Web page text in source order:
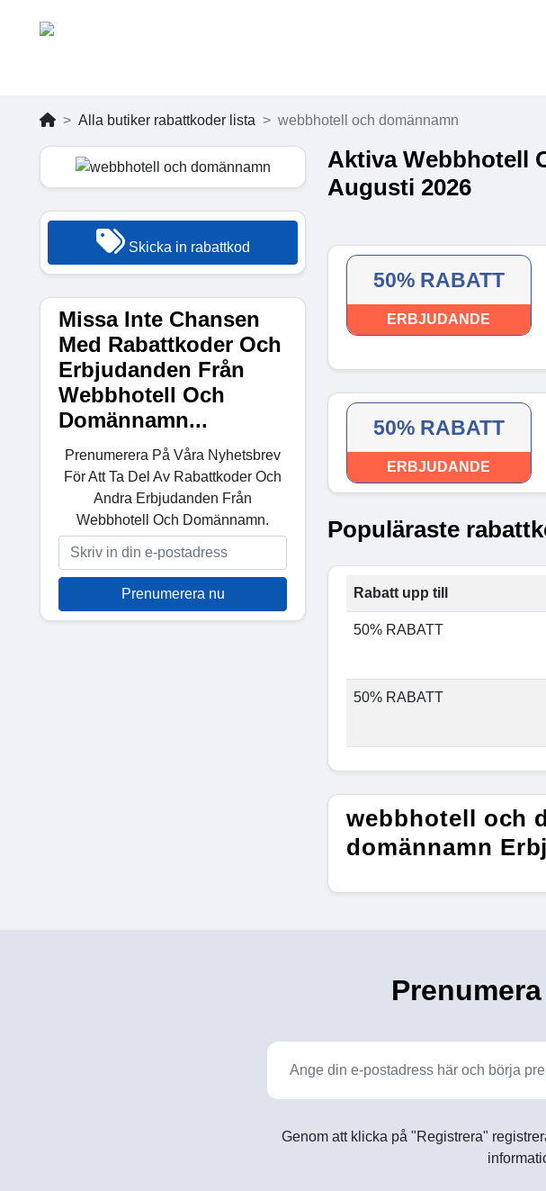
Alla butiker rabattkoder lista webbhotell och domännamn
Skicka in rabattkod
Missa Inte Chansen
Med Rabattkoder Och
Erbjudanden Från
Webbhotell Och
Domännamn...
Prenumerera På Våra Nyhetsbrev
För Att Ta Del Av Rabattkoder Och
Andra Erbjudanden Från
Webbhotell Och Domännamn.
Prenumerera nu
Aktiva Webbhotell
Augusti 2026
50% RABATT
ERBJUDANDE
50% RABATT
ERBJUDANDE
Populäraste
Rabatt upp till
50% RABATT
50% RABATT
webbhotell och
domännamn
Genom att klicka på "Registrera"